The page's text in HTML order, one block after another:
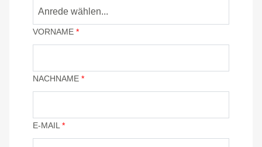
VORNAME *
NACHNAME *
E-MAIL *